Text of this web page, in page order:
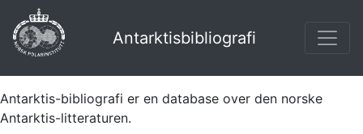
Antarktisbibliografi
Antarktis-bibliografi er en database over den norske
Antarktis-litteraturen.